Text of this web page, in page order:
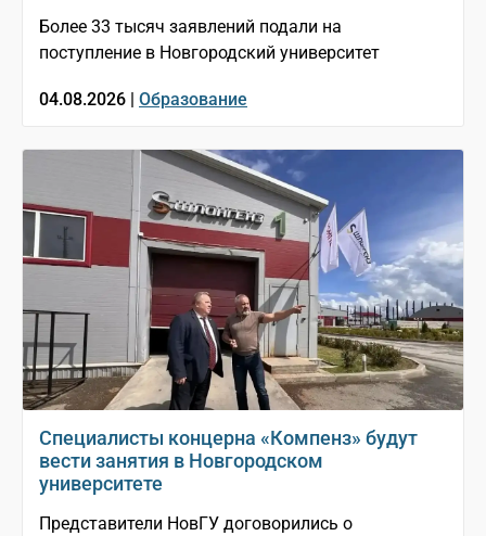
Более 33 тысяч заявлений подали на
поступление в Новгородский университет
04.08.2026 | Образование
Специалисты концерна «Компенз» будут
вести занятия в Новгородском
университете
Представители НовГУ договорились о